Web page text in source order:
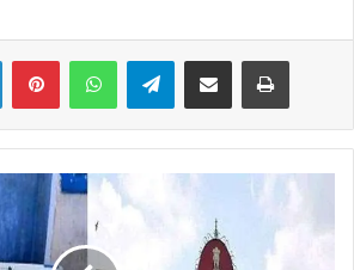
LinkedInPinterestWhatsAppTelegramShare via Email Print